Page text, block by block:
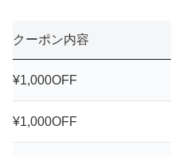
クーポン内容
¥1,000OFF
¥1,000OFF